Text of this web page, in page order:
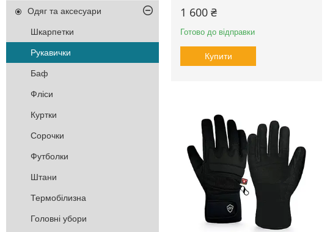
1 600 ₴
Готово до відправки
Купити
Одяг та аксесуари
Шкарпетки
Рукавички
Баф
Фліси
Куртки
Сорочки
Футболки
Штани
Термобілизна
Головні убори